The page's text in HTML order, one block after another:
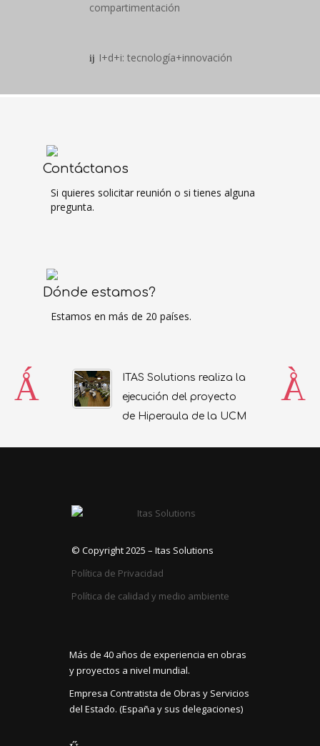
compartimentación
I+d+i: tecnología+innovación
Contáctanos
Si quieres solicitar reunión o si tienes alguna
pregunta.
Dónde estamos?
Estamos en más de 20 países.
ITAS Solutions realiza la
ejecución del proyecto
de Hiperaula de la UCM
© Copyright 2025 – Itas Solutions
Política de Privacidad
Política de calidad y medio ambiente
Más de 40 años de experiencia en obras
y proyectos a nivel mundial.
Empresa Contratista de Obras y Servicios
del Estado. (España y sus delegaciones)